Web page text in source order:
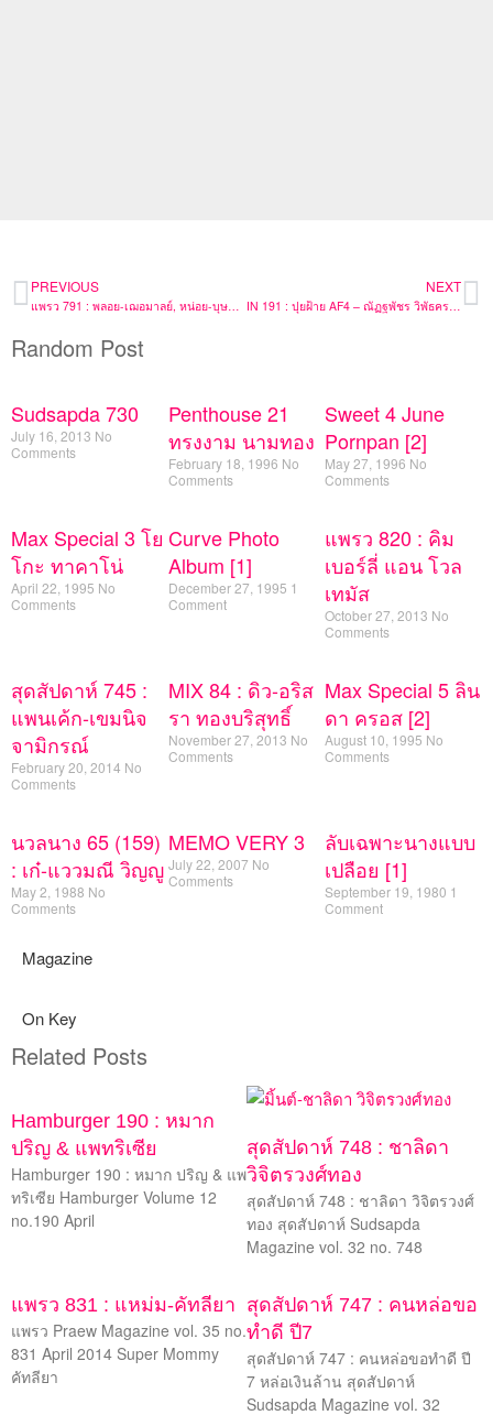
PREVIOUS
แพรว 791 : พลอย-เฌอมาลย์, หน่อย-บุษกร, เคน-ธีรเดช, เชอรี่-เข็มอัปสร & ชมพู่-อารยา
NEXT
IN 191 : ปุยฝ้าย AF4 – ณัฏฐพัชร วิพัธครตระกูล
Random Post
Sudsapda 730
July 16, 2013 No
Comments
Penthouse 21
ทรงงาม นามทอง
February 18, 1996 No
Comments
Sweet 4 June
Pornpan [2]
May 27, 1996 No
Comments
Max Special 3 โย
โกะ ทาคาโน่
April 22, 1995 No
Comments
Curve Photo
Album [1]
December 27, 1995 1
Comment
แพรว 820 : คิม
เบอร์ลี่ แอน โวล
เทมัส
October 27, 2013 No
Comments
สุดสัปดาห์ 745 :
แพนเค้ก-เขมนิจ
จามิกรณ์
February 20, 2014 No
Comments
MIX 84 : ดิว-อริส
รา ทองบริสุทธิ์
November 27, 2013 No
Comments
Max Special 5 ลิน
ดา ครอส [2]
August 10, 1995 No
Comments
นวลนาง 65 (159)
: เก๋-แววมณี วิญญู
May 2, 1988 No
Comments
MEMO VERY 3
July 22, 2007 No
Comments
ลับเฉพาะนางแบบ
เปลือย [1]
September 19, 1980 1
Comment
Magazine
On Key
Related Posts
Hamburger 190 : หมาก
ปริญ & แพทริเซีย
Hamburger 190 : หมาก ปริญ & แพ
ทริเซีย Hamburger Volume 12
no.190 April
สุดสัปดาห์ 748 : ชาลิดา
วิจิตรวงศ์ทอง
สุดสัปดาห์ 748 : ชาลิดา วิจิตรวงศ์
ทอง สุดสัปดาห์ Sudsapda
Magazine vol. 32 no. 748
แพรว 831 : แหม่ม-คัทลียา
แพรว Praew Magazine vol. 35 no.
831 April 2014 Super Mommy
คัทลียา
สุดสัปดาห์ 747 : คนหล่อขอ
ทำดี ปี7
สุดสัปดาห์ 747 : คนหล่อขอทำดี ปี
7 หล่อเงินล้าน สุดสัปดาห์
Sudsapda Magazine vol. 32